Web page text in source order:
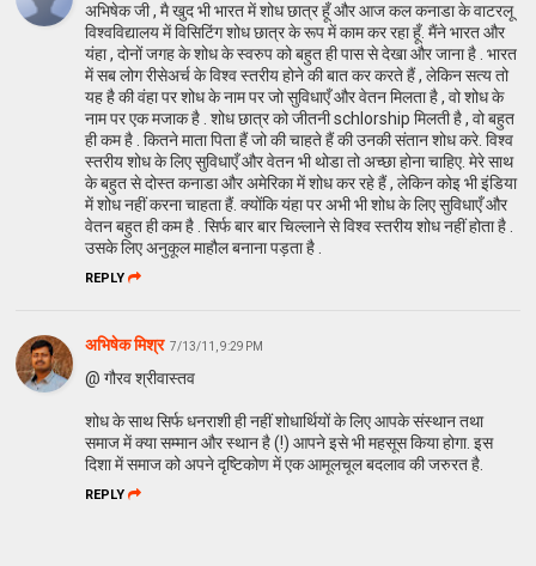
अभिषेक जी , मै खुद भी भारत में शोध छात्र हूँ और आज कल कनाडा के वाटरलू
विश्वविद्यालय में विसिटिंग शोध छात्र के रूप में काम कर रहा हूँ. मैंने भारत और
यंहा , दोनों जगह के शोध के स्वरुप को बहुत ही पास से देखा और जाना है . भारत
में सब लोग रीसेअर्च के विश्व स्तरीय होने की बात कर करते हैं , लेकिन सत्य तो
यह है की वंहा पर शोध के नाम पर जो सुविधाएँ और वेतन मिलता है , वो शोध के
नाम पर एक मजाक है . शोध छात्र को जीतनी schlorship मिलती है , वो बहुत
ही कम है . कितने माता पिता हैं जो की चाहते हैं की उनकी संतान शोध करे. विश्व
स्तरीय शोध के लिए सुविधाएँ और वेतन भी थोडा तो अच्छा होना चाहिए. मेरे साथ
के बहुत से दोस्त कनाडा और अमेरिका में शोध कर रहे हैं , लेकिन कोइ भी इंडिया
में शोध नहीं करना चाहता हैं. क्योंकि यंहा पर अभी भी शोध के लिए सुविधाएँ और
वेतन बहुत ही कम है . सिर्फ बार बार चिल्लाने से विश्व स्तरीय शोध नहीं होता है .
उसके लिए अनुकूल माहौल बनाना पड़ता है .
REPLY
अभिषेक मिश्र 7/13/11, 9:29 PM
@ गौरव श्रीवास्तव
शोध के साथ सिर्फ धनराशी ही नहीं शोधार्थियों के लिए आपके संस्थान तथा
समाज में क्या सम्मान और स्थान है (!) आपने इसे भी महसूस किया होगा. इस
दिशा में समाज को अपने दृष्टिकोण में एक आमूलचूल बदलाव की जरुरत है.
REPLY